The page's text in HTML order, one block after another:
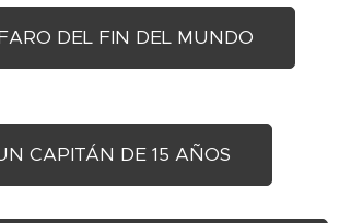
DEL FIN DEL MUNDO
CAPITÁN DE 15 AÑOS